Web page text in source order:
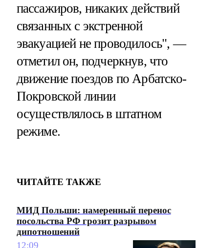
пассажиров, никаких действий
связанных с экстренной
эвакуацией не проводилось", —
отметил он, подчеркнув, что
движение поездов по Арбатско-
Покровской линии
осуществлялось в штатном
режиме.
ЧИТАЙТЕ ТАКЖЕ
МИД Польши: намеренный перенос
посольства РФ грозит разрывом
дипотношений
12:09